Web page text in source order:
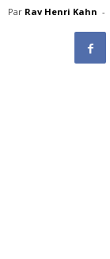
Par Rav Henri Kahn -